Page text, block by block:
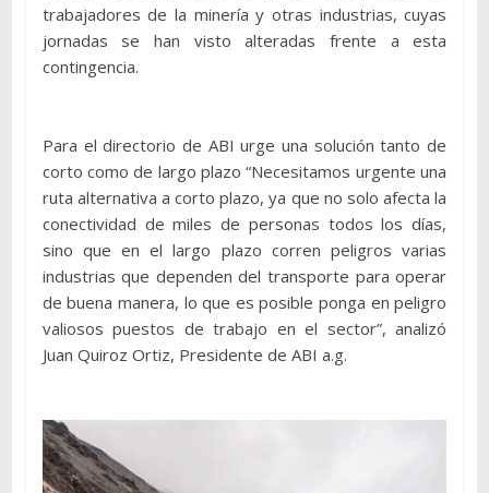
trabajadores de la minería y otras industrias, cuyas
jornadas se han visto alteradas frente a esta
contingencia.
Para el directorio de ABI urge una solución tanto de
corto como de largo plazo “Necesitamos urgente una
ruta alternativa a corto plazo, ya que no solo afecta la
conectividad de miles de personas todos los días,
sino que en el largo plazo corren peligros varias
industrias que dependen del transporte para operar
de buena manera, lo que es posible ponga en peligro
valiosos puestos de trabajo en el sector”, analizó
Juan Quiroz Ortiz, Presidente de ABI a.g.